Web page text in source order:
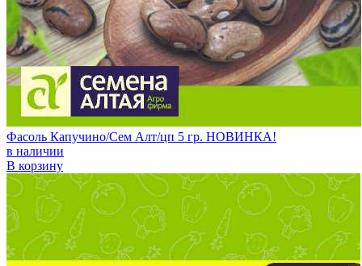
Фасоль Капучино/Сем Алт/цп 5 гр. НОВИНКА!
в наличии
В корзину